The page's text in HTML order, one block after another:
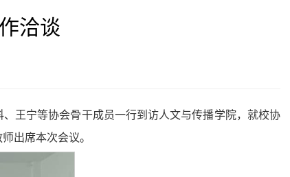
洽谈
王宁等协会骨干成员一行到访人文与传播学院，就校协
出席本次会议。